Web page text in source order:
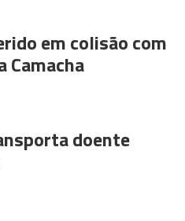
em colisão com
Camacha
doente